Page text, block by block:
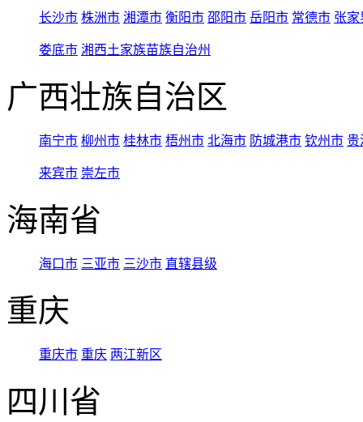
长沙市 株洲市 湘潭市 衡阳市 邵阳市 岳阳市 常德市 张家
娄底市 湘西土家族苗族自治州
广西壮族自治区
南宁市 柳州市 桂林市 梧州市 北海市 防城港市 钦州市 贵
来宾市 崇左市
海南省
海口市 三亚市 三沙市 直辖县级
重庆
重庆市 重庆 两江新区
四川省